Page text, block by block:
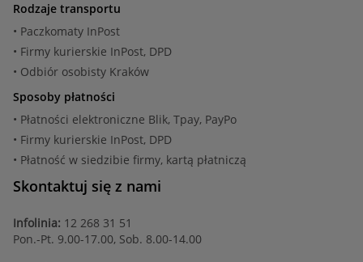
Rodzaje transportu
• Paczkomaty InPost
• Firmy kurierskie InPost, DPD
• Odbiór osobisty Kraków
Sposoby płatności
• Płatności elektroniczne Blik, Tpay, PayPo
• Firmy kurierskie InPost, DPD
• Płatność w siedzibie firmy, kartą płatniczą
Skontaktuj się z nami
Infolinia: 12 268 31 51
Pon.-Pt. 9.00-17.00, Sob. 8.00-14.00